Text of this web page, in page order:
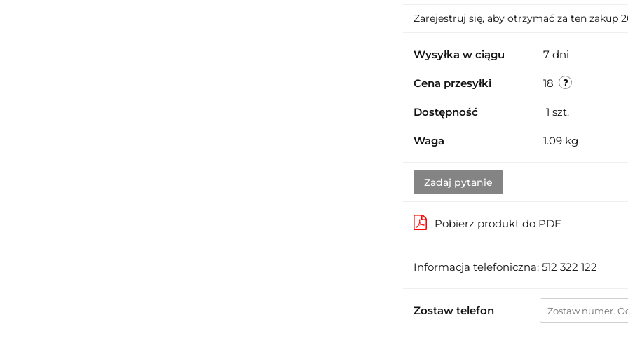
Zarejestruj się, aby otrzymać za ten zakup
Wysyłka w ciągu 7 dni
Cena przesyłki 18
Dostępność 1 szt.
Waga 1.09 kg
Zadaj pytanie
Pobierz produkt do PDF
Informacja telefoniczna: 512 322 122
Zostaw telefon